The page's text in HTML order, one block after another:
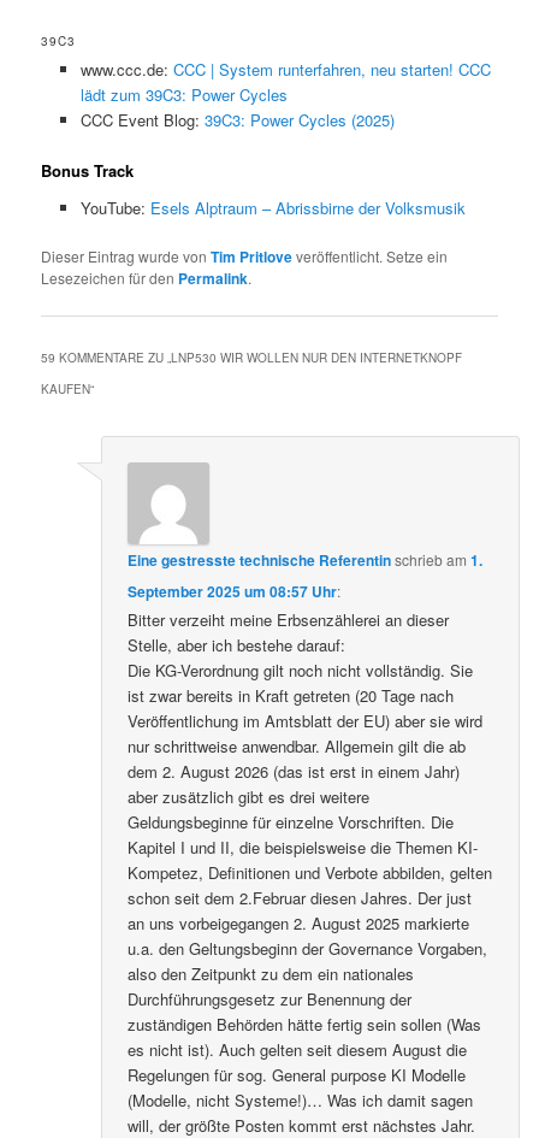
39C3
www.ccc.de: CCC | System runterfahren, neu starten! CCC
lädt zum 39C3: Power Cycles
CCC Event Blog: 39C3: Power Cycles (2025)
Bonus Track
YouTube: Esels Alptraum – Abrissbirne der Volksmusik
Dieser Eintrag wurde vonTim Pritloveveröffentlicht. Setze ein
Lesezeichen für den Permalink.
59 KOMMENTARE ZU „LNP530 WIR WOLLEN NUR DEN INTERNETKNOPF
KAUFEN“
Eine gestresste technische Referentinschriebam1.
September 2025 um 08:57 Uhr:
Bitter verzeiht meine Erbsenzählerei an dieser
Stelle, aber ich bestehe darauf:
Die KG-Verordnung gilt noch nicht vollständig. Sie
ist zwar bereits in Kraft getreten (20 Tage nach
Veröffentlichung im Amtsblatt der EU) aber sie wird
nur schrittweise anwendbar. Allgemein gilt die ab
dem 2. August 2026 (das ist erst in einem Jahr)
aber zusätzlich gibt es drei weitere
Geldungsbeginne für einzelne Vorschriften. Die
Kapitel I und II, die beispielsweise die Themen KI-
Kompetez, Definitionen und Verbote abbilden, gelten
schon seit dem 2.Februar diesen Jahres. Der just
an uns vorbeigegangen 2. August 2025 markierte
u.a. den Geltungsbeginn der Governance Vorgaben,
also den Zeitpunkt zu dem ein nationales
Durchführungsgesetz zur Benennung der
zuständigen Behörden hätte fertig sein sollen (Was
es nicht ist). Auch gelten seit diesem August die
Regelungen für sog. General purpose KI Modelle
(Modelle, nicht Systeme!)… Was ich damit sagen
will, der größte Posten kommt erst nächstes Jahr.